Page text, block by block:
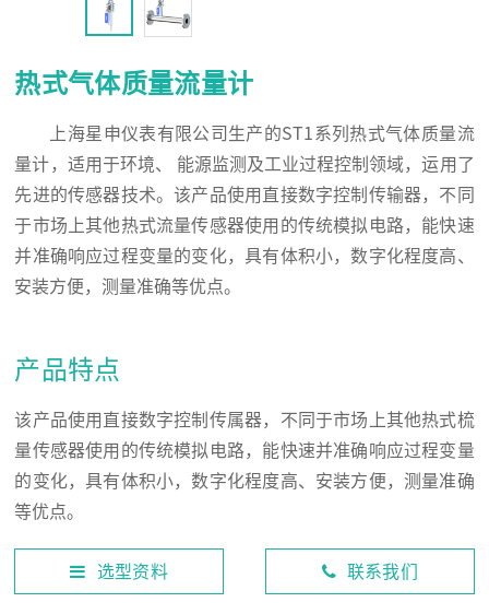
热式气体质量流量计
上海星申仪表有限公司生产的ST1系列热式气体质量流
量计，适用于环境、 能源监测及工业过程控制领域，运用了
先进的传感器技术。该产品使用直接数字控制传输器，不同
于市场上其他热式流量传感器使用的传统模拟电路，能快速
并准确响应过程变量的变化，具有体积小，数字化程度高、
安装方便，测量准确等优点。
产品特点
该产品使用直接数字控制传属器，不同于市场上其他热式梳
量传感器使用的传统模拟电路，能快速并准确响应过程变量
的变化，具有体积小，数字化程度高、安装方便，测量准确
等优点。
选型资料 联系我们